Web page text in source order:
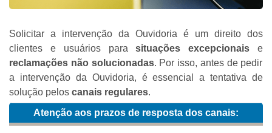
Solicitar a intervenção da Ouvidoria é um direito dos
clientes e usuários parasituações excepcionais e
reclamações não solucionadas. Por isso, antes de pedir
a intervenção da Ouvidoria, é essencial a tentativa de
solução pelos canais regulares.
Atenção aos prazos de resposta dos canais: